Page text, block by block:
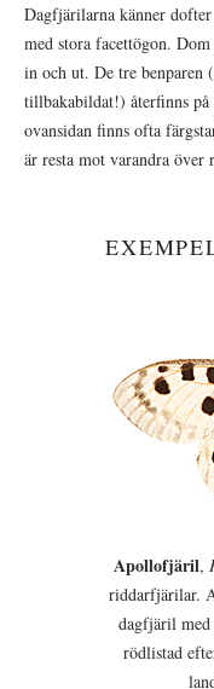
Dagfjärilarna känner
med stora facettögon.
in och ut. De tre benparen
tillbakabildat!) återfinns på
ovansidan finns ofta
är resta mot varandra över
Apollofjäril,
riddarfjärilar.
dagfjäril med
rödlistad